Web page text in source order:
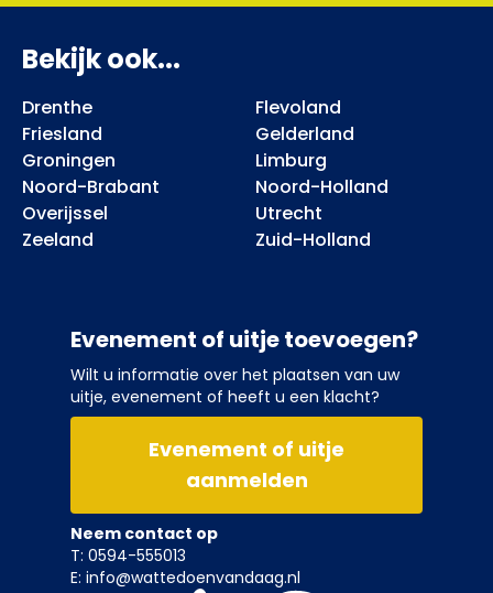
Bekijk ook...
Drenthe
Flevoland
Friesland
Gelderland
Groningen
Limburg
Noord-Brabant
Noord-Holland
Overijssel
Utrecht
Zeeland
Zuid-Holland
Evenement of uitje toevoegen?
Wilt u informatie over het plaatsen van uw
uitje, evenement of heeft u een klacht?
Evenement of uitje
aanmelden
Neem contact op
T: 0594-555013
E: info@wattedoenvandaag.nl